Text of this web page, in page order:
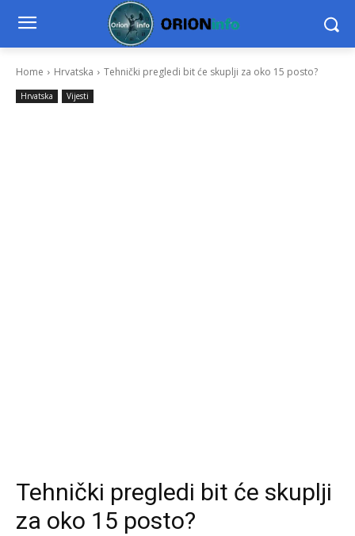
Home Hrvatska Tehnički pregledi bit će skuplji za oko 15 posto?
Hrvatska Vijesti
Tehnički pregledi bit će skuplji
za oko 15 posto?